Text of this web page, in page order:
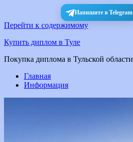
Напишите в Telegram
Перейти к содержимому
Купить диплом в Туле
Покупка диплома в Тульской области
Главная
Информация